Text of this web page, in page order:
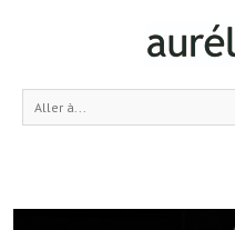
Aller à...